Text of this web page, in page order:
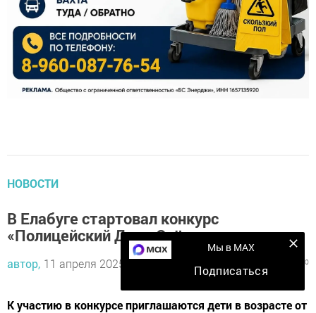
НОВОСТИ
В Елабуге стартовал конкурс
«Полицейский Дядя Стёпа»
автор, 11 апреля 2025 - 15:43 0
К участию в конкурсе приглашаются дети в возрасте от
Мы в MAX
Подписаться